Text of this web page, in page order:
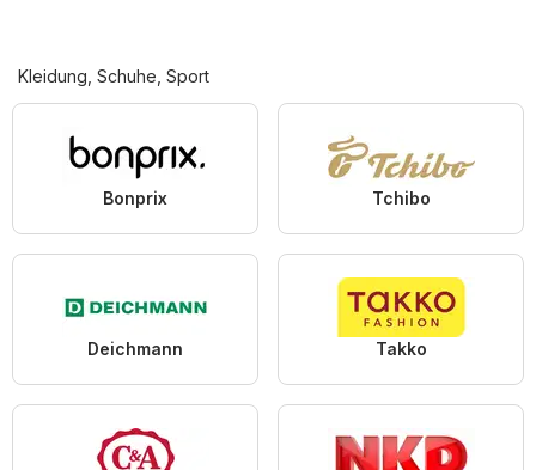
Kleidung, Schuhe, Sport
Bonprix Tchibo
Deichmann Takko